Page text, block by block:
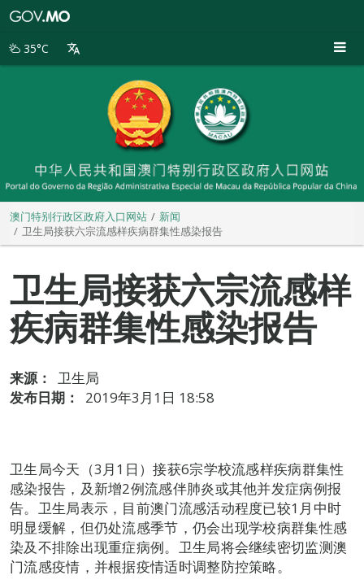
别
35°C
澳门特别行政区政府入口网站
新闻
卫生局接获六宗流感样疾病群集性感染报告
卫生局接获六宗流感样
疾病群集性感染报告
来源：
卫生局
发布日期：
2019年3月1日 18:58
卫生局今天（3月1日）接获6宗学校流感样疾病群集性
感染报告，及新增2例流感伴肺炎或其他并发症病例报
告。卫生局表示，目前澳门流感活动程度已较1月中时
明显缓解，但仍处流感季节，仍会出现学校病群集性感
染及不排除出现重症病例。卫生局将会继续密切监测澳
门流感疫情，并根据疫情适时调整防控策略。